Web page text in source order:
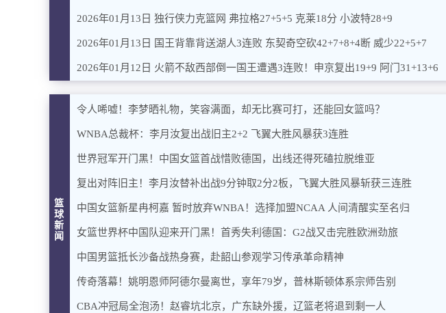
2026年01月13日 独行侠力克篮网 弗拉格27+5+5 克莱18分 小波特28+9
2026年01月13日 国王背靠背送湖人3连败 东契奇空砍42+7+8+4断 威少22+5+7
2026年01月12日 火箭不敌西部倒一国王遭遇3连败！申京复出19+9 阿门31+13+6
篮
球
新
闻
令人唏嘘！李梦晒礼物，笑容满面，却无比赛可打，还能回女篮吗？
WNBA总裁杯：李月汝复出战旧主2+2 飞翼大胜风暴获3连胜
世界冠军开门黑！中国女篮首战惜败德国，出线还得死磕拉脱维亚
复出对阵旧主！李月汝替补出战9分钟取2分2板，飞翼大胜风暴斩获三连胜
中国女篮新星冉柯嘉 暂时放弃WNBA！选择加盟NCAA 人间清醒实至名归
女篮世界杯中国队迎来开门黑！首秀失利德国：G2战又击完胜欧洲劲旅
中国男篮抵长沙备战热身赛，赴韶山参观学习传承革命精神
传奇落幕！姚明恩师阿德尔曼离世，享年79岁，普林斯顿体系宗师告别
CBA冲冠局全泡汤！赵睿坑北京，广东缺外援，辽篮老将退到剩一人